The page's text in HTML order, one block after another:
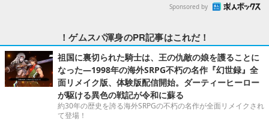
Sponsored by
！ゲムスパ渾身のPR記事はこれだ！
祖国に裏切られた騎士は、王の仇敵の娘を護ることに
なった―1998年の海外SRPG不朽の名作『幻世録』全
面リメイク版、体験版配信開始。ダーティーヒーロー
が駆ける異色の戦記が令和に蘇る
約30年の歴史を誇る海外SRPGの不朽の名作が全面リメイクされ
て登場！